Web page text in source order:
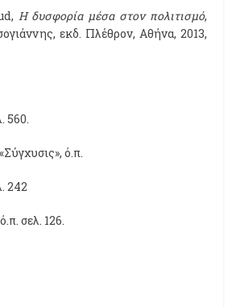
Η δυσφορία μέσα στον πολιτισμό,
εκδ. Πλέθρον, Αθήνα, 2013,
560.
ό.π.
242
σελ. 126.